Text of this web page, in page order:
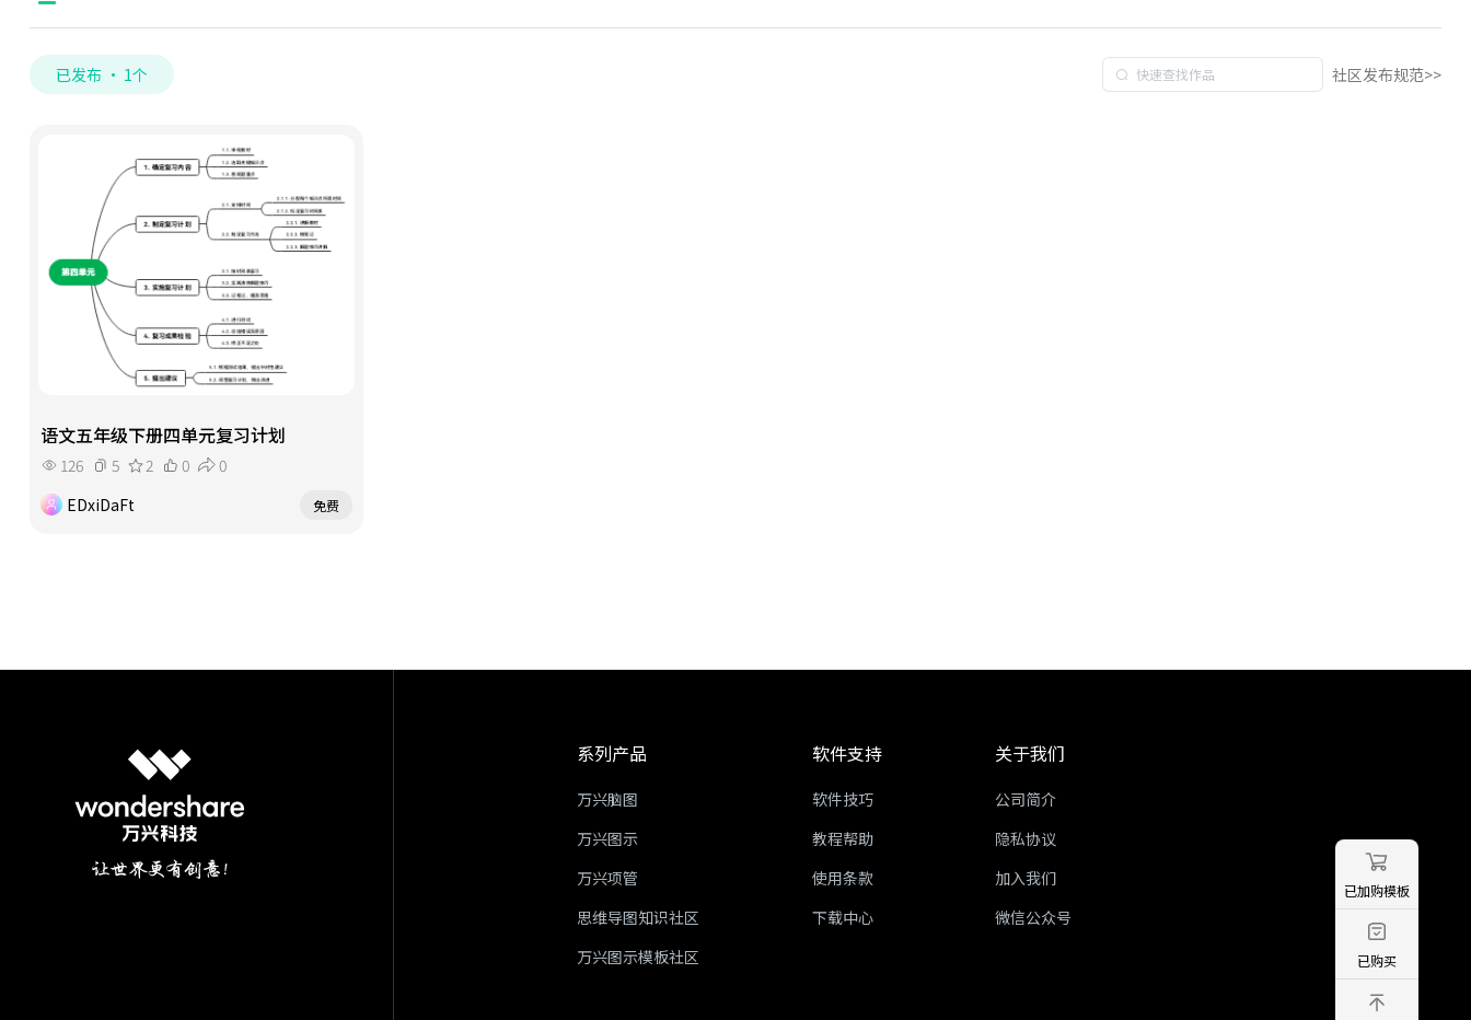
已发布 · 1个 社区发布规范>>
语文五年级下册四单元复习计划
126 5 2 0
0
EDxiDaFt
免费
已加购模板
已购买
系列产品
万兴脑图
万兴图示
万兴项管
思维导图知识社区
万兴图示模板社区
软件支持
软件技巧
教程帮助
使用条款
下载中心
关于我们
公司简介
隐私协议
加入我们
微信公众号